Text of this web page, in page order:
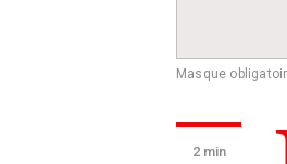
Masque
2 min